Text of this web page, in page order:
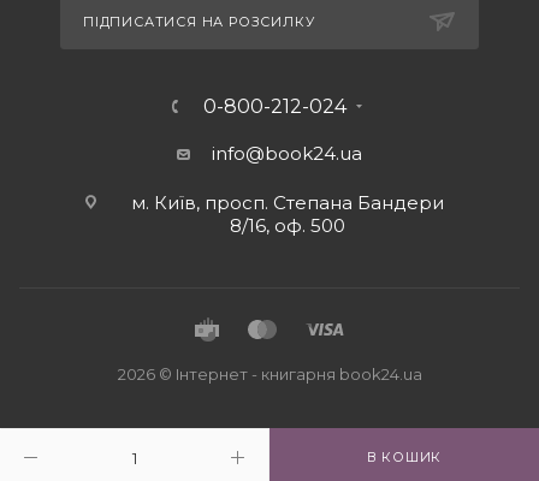
В КОШИК
ПІДПИСАТИСЯ НА РОЗСИЛКУ
0-800-212-024
info@book24.ua
м. Київ, просп. Степана Бандери
8/16, оф. 500
2026 © Iнтернет - книгарня book24.ua